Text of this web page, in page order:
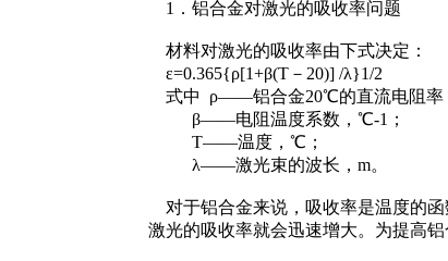
1．铝合金对激光的吸收率问题
材料对激光的吸收率由下式决定：
ε=0.365{ρ[1+β(T－20)] /λ}1/2
式中 ρ——铝合金20℃的直流电阻率
β——电阻温度系数，℃-1；
T——温度，℃；
λ——激光束的波长，m。
对于铝合金来说，吸收率是温度的函
激光的吸收率就会迅速增大。为提高